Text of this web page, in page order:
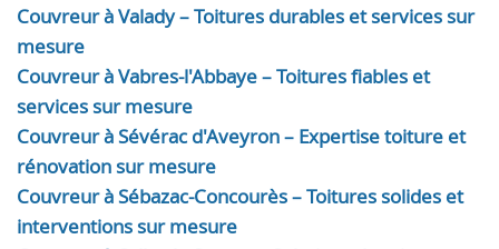
Couvreur à Valady – Toitures durables et services sur
mesure
Couvreur à Vabres-l'Abbaye – Toitures fiables et
services sur mesure
Couvreur à Sévérac d'Aveyron – Expertise toiture et
rénovation sur mesure
Couvreur à Sébazac-Concourès – Toitures solides et
interventions sur mesure